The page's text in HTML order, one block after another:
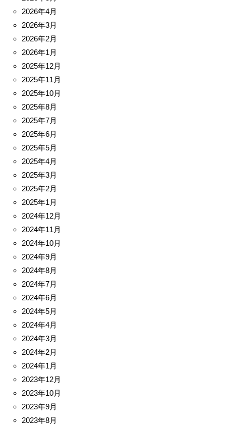
2026年4月
2026年3月
2026年2月
2026年1月
2025年12月
2025年11月
2025年10月
2025年8月
2025年7月
2025年6月
2025年5月
2025年4月
2025年3月
2025年2月
2025年1月
2024年12月
2024年11月
2024年10月
2024年9月
2024年8月
2024年7月
2024年6月
2024年5月
2024年4月
2024年3月
2024年2月
2024年1月
2023年12月
2023年10月
2023年9月
2023年8月